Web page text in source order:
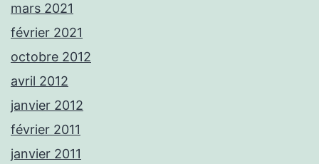
mars 2021
février 2021
octobre 2012
avril 2012
janvier 2012
février 2011
janvier 2011